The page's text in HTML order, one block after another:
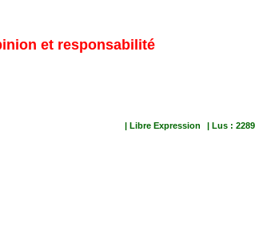
et responsabilité
| Libre Expression
| Lus : 2289